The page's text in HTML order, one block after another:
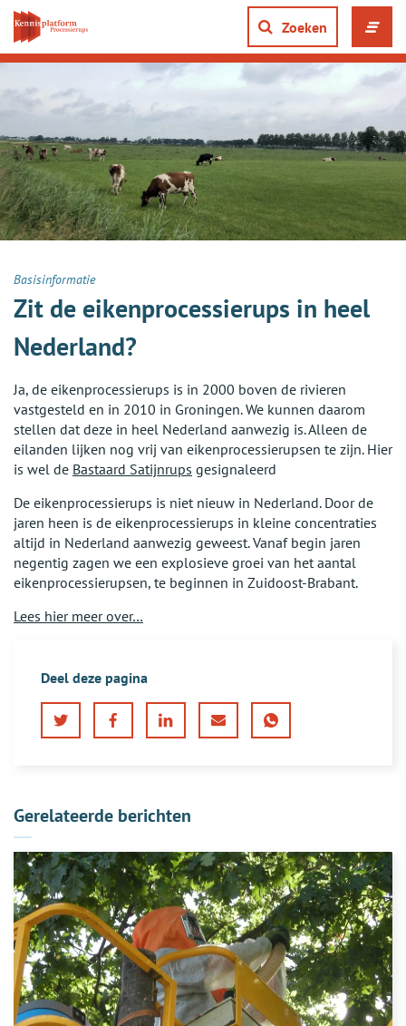
Direct
naar
content
gaan
of
Zoeken
Basisinformatie
Zit de eikenprocessierups in heel
Nederland?
Ja, de eikenprocessierups is in 2000 boven de rivieren
vastgesteld en in 2010 in Groningen. We kunnen daarom
stellen dat deze in heel Nederland aanwezig is. Alleen de
eilanden lijken nog vrij van eikenprocessierupsen te zijn. Hier
is wel de Bastaard Satijnrups gesignaleerd
De eikenprocessierups is niet nieuw in Nederland. Door de
jaren heen is de eikenprocessierups in kleine concentraties
altijd in Nederland aanwezig geweest. Vanaf begin jaren
negentig zagen we een explosieve groei van het aantal
eikenprocessierupsen, te beginnen in Zuidoost-Brabant.
Lees hier meer over…
Deel deze pagina
Twitter FacebookLinkedInE-
WhatsApp
Gerelateerde berichten